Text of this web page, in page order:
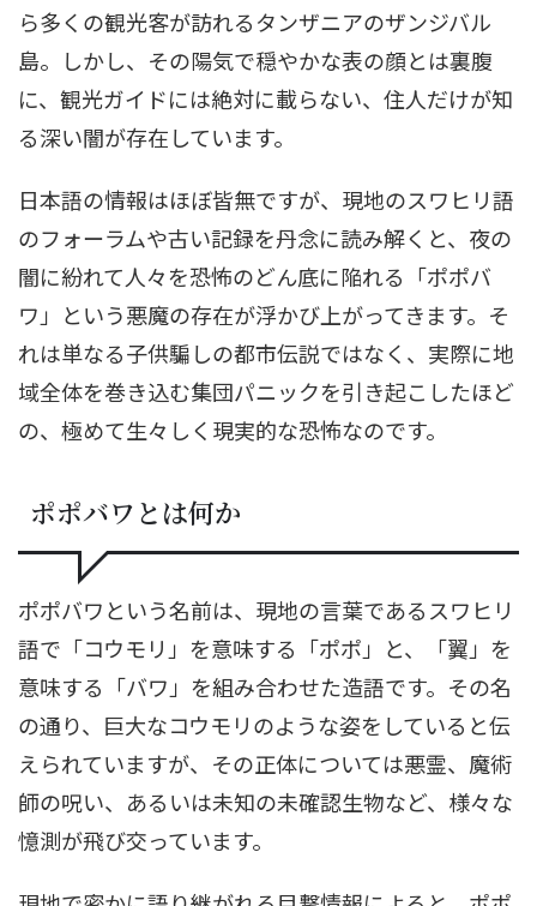
ら多くの観光客が訪れるタンザニアのザンジバル
島。しかし、その陽気で穏やかな表の顔とは裏腹
に、観光ガイドには絶対に載らない、住人だけが知
る深い闇が存在しています。
日本語の情報はほぼ皆無ですが、現地のスワヒリ語
のフォーラムや古い記録を丹念に読み解くと、夜の
闇に紛れて人々を恐怖のどん底に陥れる「ポポバ
ワ」という悪魔の存在が浮かび上がってきます。そ
れは単なる子供騙しの都市伝説ではなく、実際に地
域全体を巻き込む集団パニックを引き起こしたほど
の、極めて生々しく現実的な恐怖なのです。
ポポバワとは何か
ポポバワという名前は、現地の言葉であるスワヒリ
語で「コウモリ」を意味する「ポポ」と、「翼」を
意味する「バワ」を組み合わせた造語です。その名
の通り、巨大なコウモリのような姿をしていると伝
えられていますが、その正体については悪霊、魔術
師の呪い、あるいは未知の未確認生物など、様々な
憶測が飛び交っています。